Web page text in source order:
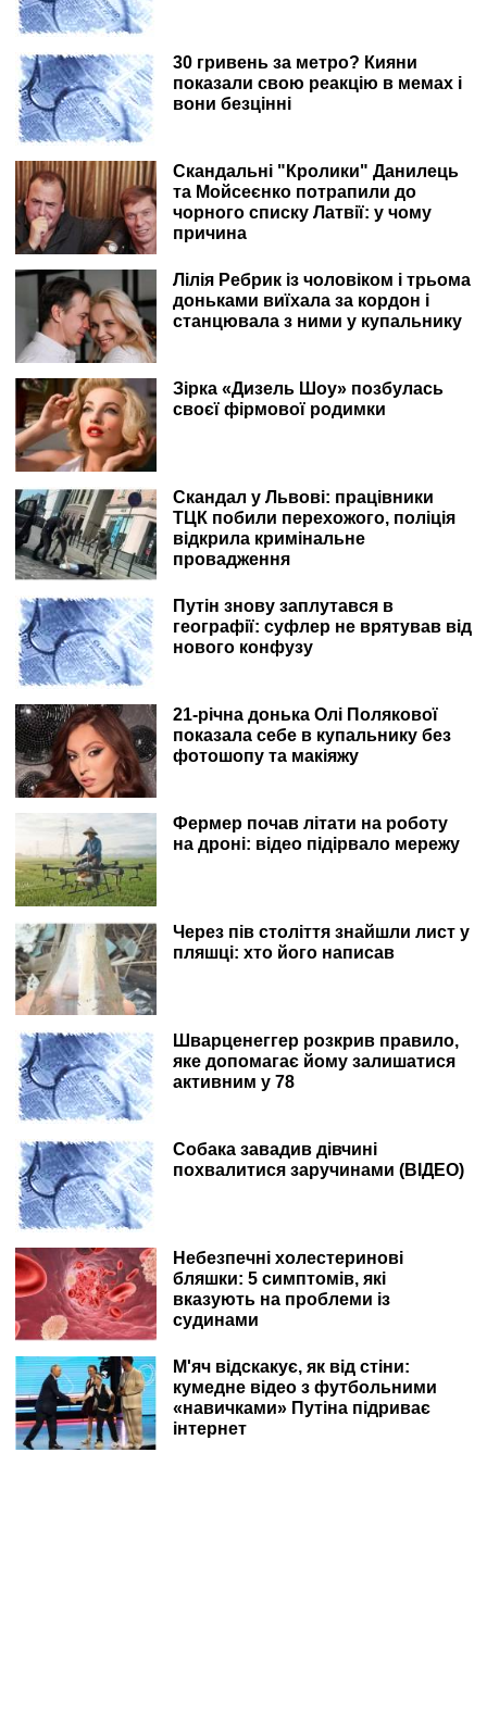
30 гривень за метро? Кияни
показали свою реакцію в мемах і
вони безцінні
Скандальні "Кролики" Данилець
та Мойсеєнко потрапили до
чорного списку Латвії: у чому
причина
Лілія Ребрик із чоловіком і трьома
доньками виїхала за кордон і
станцювала з ними у купальнику
Зірка «Дизель Шоу» позбулась
своєї фірмової родимки
Скандал у Львові: працівники
ТЦК побили перехожого, поліція
відкрила кримінальне
провадження
Путін знову заплутався в
географії: суфлер не врятував від
нового конфузу
21-річна донька Олі Полякової
показала себе в купальнику без
фотошопу та макіяжу
Фермер почав літати на роботу
на дроні: відео підірвало мережу
Через пів століття знайшли лист у
пляшці: хто його написав
Шварценеггер розкрив правило,
яке допомагає йому залишатися
активним у 78
Собака завадив дівчині
похвалитися заручинами (ВІДЕО)
Небезпечні холестеринові
бляшки: 5 симптомів, які
вказують на проблеми із
судинами
М'яч відскакує, як від стіни:
кумедне відео з футбольними
«навичками» Путіна підриває
інтернет